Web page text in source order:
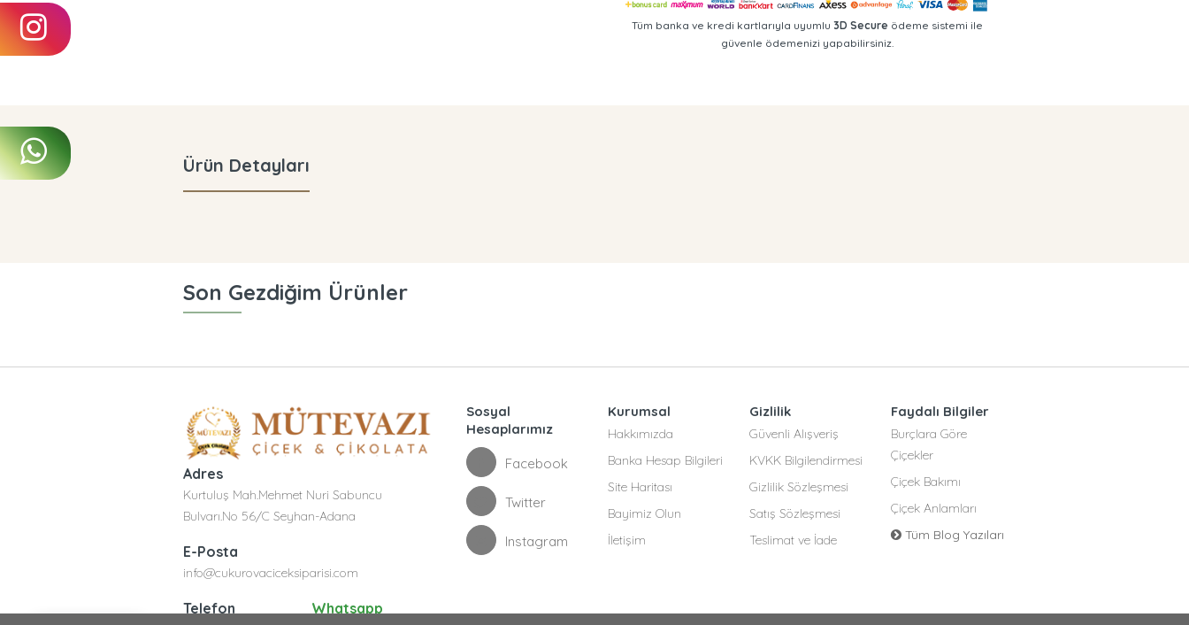
Tüm banka ve kredi kartlarıyla uyumlu 3D Secure ödeme sistemi ile
güvenle ödemenizi yapabilirsiniz.
Ürün Detayları
Son Gezdiğim Ürünler
Adres
Kurtuluş Mah.Mehmet Nuri Sabuncu
Bulvarı.No 56/C Seyhan-Adana
E-Posta
info@cukurovaciceksiparisi.com
Telefon Whatsapp
Sosyal
Hesaplarımız
Facebook
Twitter
Instagram
Kurumsal
Hakkımızda
Banka Hesap Bilgileri
Site Haritası
Bayimiz Olun
İletişim
Gizlilik
Güvenli Alışveriş
KVKK Bilgilendirmesi
Gizlilik Sözleşmesi
Satış Sözleşmesi
Teslimat ve İade
Faydalı Bilgiler
Burçlara Göre
Çiçekler
Çiçek Bakımı
Çiçek Anlamları
Tüm Blog Yazıları